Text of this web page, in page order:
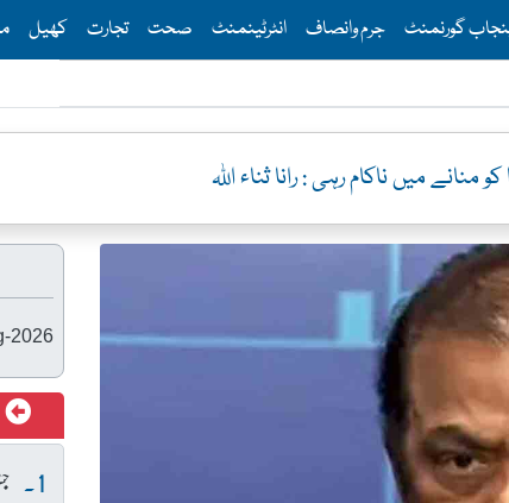
گورنمنٹ جرم وانصاف انٹرٹینمنٹ صحت تجارت کھیل
میں ناکام رہی : رانا ثناء اللہ
2026